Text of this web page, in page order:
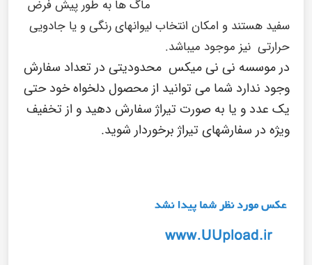
ماگ ها به طور پیش فرض
سفید هستند و امکان انتخاب لیوانهای رنگی و یا جادویی
حرارتی نیز موجود میباشد.
درموسسه نی نی میکس محدودیتی در تعداد سفارش
وجود ندارد شما می توانید از محصول دلخواه خود حتی
یک عدد و یا به صورت تیراژ سفارش دهید و از تخفیف
ویژه در سفارشهای تیراژ برخوردار شوید.